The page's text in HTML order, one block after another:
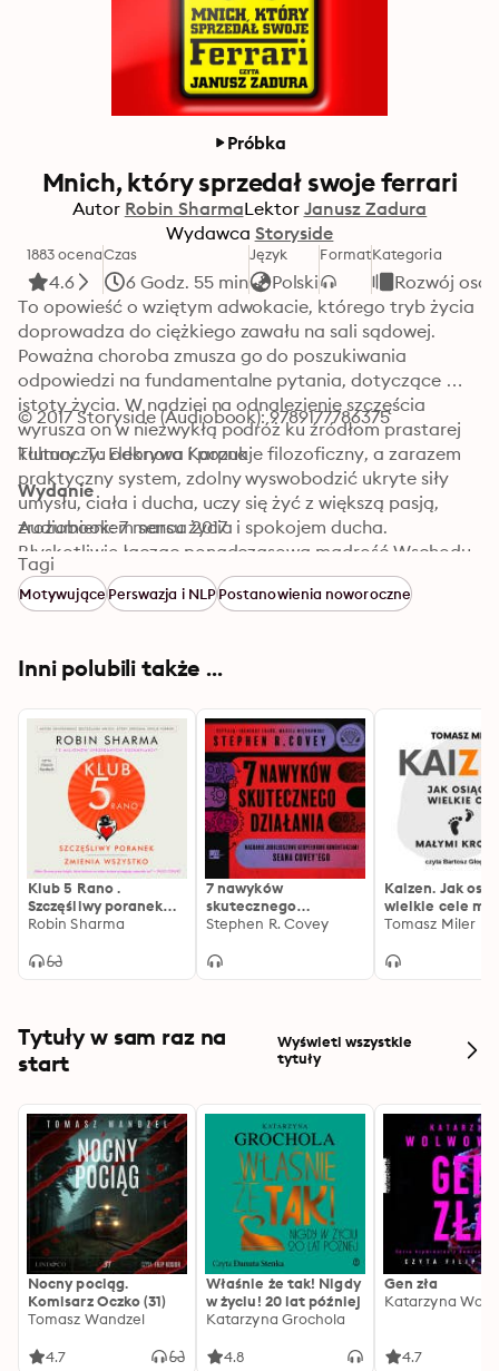
Próbka
Mnich, który sprzedał swoje ferrari
Autor Robin SharmaLektor Janusz Zadura
Wydawca Storyside
1883 ocena
4.6
Czas
6 Godz. 55 min
Język
Polski
FormatKategoria
Rozwój
To opowieść o wziętym adwokacie, którego tryb życia
doprowadza do ciężkiego zawału na sali sądowej.
Poważna choroba zmusza go do poszukiwania
odpowiedzi na fundamentalne pytania, dotyczące
istoty życia. W nadziei na odnalezienie szczęścia
wyrusza on w niezwykłą podróż ku źródłom prastarej
kultury. Tu odkrywa i poznaje filozoficzny, a zarazem
praktyczny system, zdolny wyswobodzić ukryte siły
umysłu, ciała i ducha, uczy się żyć z większą pasją,
zrozumieniem sensu życia i spokojem ducha.
Błyskotliwie łącząc ponadczasową mądrość Wschodu
z nastawionymi na sukces pryncypiami Zachodu,
opowieść ta inspiruje i krok po kroku objaśnia sposoby
© 2017 Storyside (Audiobook): 9789177786375
Tłumaczy: Eleonora Karpuk
Wydanie
Audiobook: 7 marca 2017
Tagi
MotywującePerswazja i NLPPostanowienia noworoczne
Inni polubili także ...
Klub 5 Rano .
Szczęśliwy poranek
zmienia wszystko
Robin Sharma
7 nawyków
skutecznego
działania. Wydanie
Stephen R. Covey
Kaizen. Jak
wielkie cele
krokami
Tomasz Miler
Tytuły w sam raz na
start
Wyświetl wszystkie
tytuły
Nocny pociąg.
Komisarz Oczko (31)
Tomasz Wandzel
4.7
Właśnie że tak! Nigdy
w życiu! 20 lat później
Katarzyna Grochola
4.8
Gen zła
Katarzyna
4.7